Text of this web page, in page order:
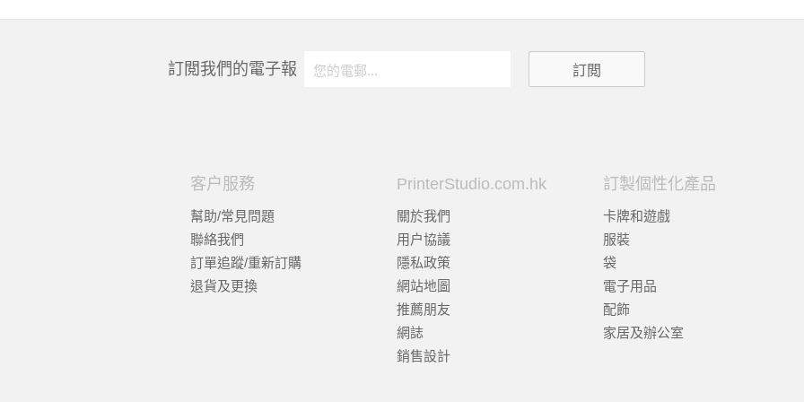
訂閲我們的電子報
客户服務
幫助/常見問題
聯絡我們
訂單追蹤/重新訂購
退貨及更換
PrinterStudio.com.hk
關於我們
用户協議
隱私政策
網站地圖
推薦朋友
網誌
銷售設計
訂製個性化產品
卡牌和遊戲
服裝
袋
電子用品
配飾
家居及辦公室